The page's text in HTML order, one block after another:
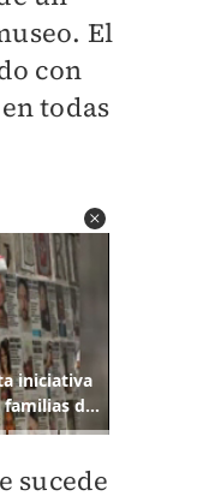
El
con
todas
sucede